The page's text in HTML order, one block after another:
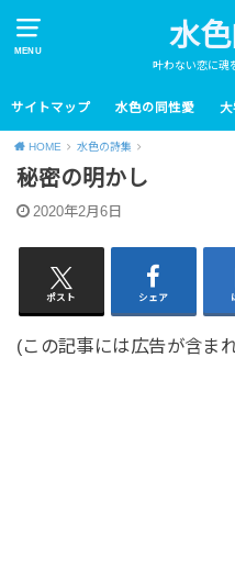
MENU 水
叶わない恋に魂
サイトマップ 水色の同性愛
HOME 水色の詩集
秘密の明かし
2020年2月6日
ポスト シェア
(この記事には広告が含ま